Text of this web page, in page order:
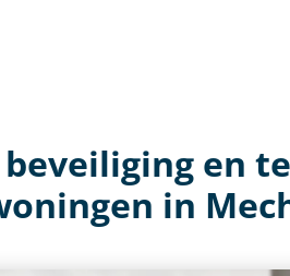
beveiliging en
in